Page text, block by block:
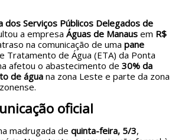
dos Serviços Públicos Delegados de
a empresa Águas de Manaus em R$
na comunicação de uma pane
Tratamento de Água (ETA) da Ponta
afetou o abastecimento de 30% da
de água na zona Leste e parte da zona
oficial
madrugada de quinta-feira, 5/3,